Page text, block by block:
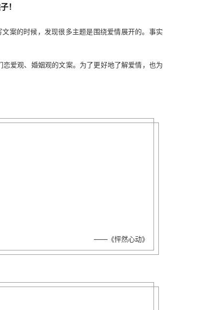
！
文案的时候，发现很多主题是围绕爱情展开的。事实
爱观、婚姻观的文案。为了更好地了解爱情，也为
——《怦然心动》